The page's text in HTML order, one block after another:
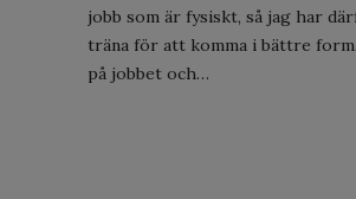
jobb som är fysiskt, så jag har
träna för att komma i bättre
på jobbet och…